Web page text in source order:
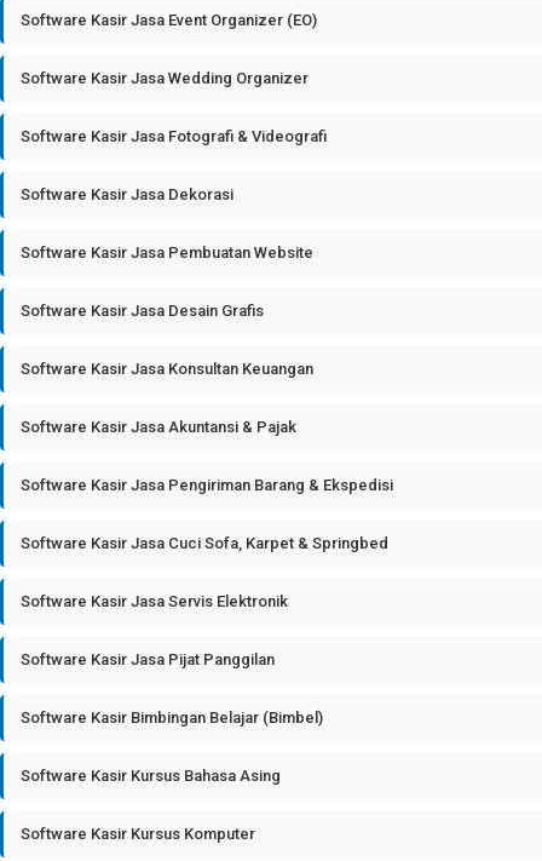
Software Kasir Jasa Event Organizer (EO)
Software Kasir Jasa Wedding Organizer
Software Kasir Jasa Fotografi & Videografi
Software Kasir Jasa Dekorasi
Software Kasir Jasa Pembuatan Website
Software Kasir Jasa Desain Grafis
Software Kasir Jasa Konsultan Keuangan
Software Kasir Jasa Akuntansi & Pajak
Software Kasir Jasa Pengiriman Barang & Ekspedisi
Software Kasir Jasa Cuci Sofa, Karpet & Springbed
Software Kasir Jasa Servis Elektronik
Software Kasir Jasa Pijat Panggilan
Software Kasir Bimbingan Belajar (Bimbel)
Software Kasir Kursus Bahasa Asing
Software Kasir Kursus Komputer